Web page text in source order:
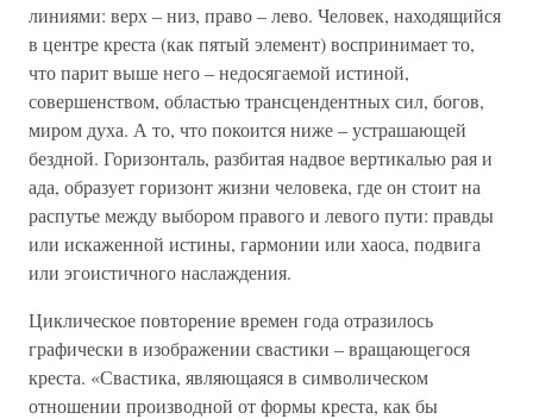
линиями: верх – низ, право – лево. Человек, находящийся
в центре креста (как пятый элемент) воспринимает то,
что парит выше него – недосягаемой истиной,
совершенством, областью трансцендентных сил, богов,
миром духа. А то, что покоится ниже – устрашающей
бездной. Горизонталь, разбитая надвое вертикалью рая и
ада, образует горизонт жизни человека, где он стоит на
распутье между выбором правого и левого пути: правды
или искаженной истины, гармонии или хаоса, подвига
или эгоистичного наслаждения.
Циклическое повторение времен года отразилось
графически в изображении свастики – вращающегося
креста. «Свастика, являющаяся в символическом
отношении производной от формы креста, как бы